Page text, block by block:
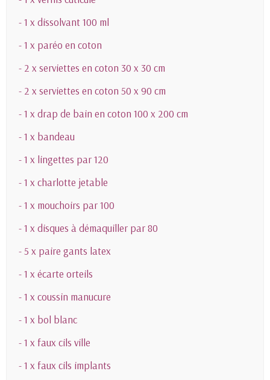
- 1 x dissolvant 100 ml
- 1 x paréo en coton
- 2 x serviettes en coton 30 x 30 cm
- 2 x serviettes en coton 50 x 90 cm
- 1 x drap de bain en coton 100 x 200 cm
- 1 x bandeau
- 1 x lingettes par 120
- 1 x charlotte jetable
- 1 x mouchoirs par 100
- 1 x disques à démaquiller par 80
- 5 x paire gants latex
- 1 x écarte orteils
- 1 x coussin manucure
- 1 x bol blanc
- 1 x faux cils ville
- 1 x faux cils implants